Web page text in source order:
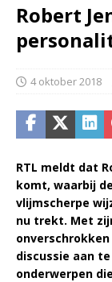
Robert
4 oktober 2018
RTL meldt dat
komt, waarbij
vlijmscherpe
nu trekt. Met
discussie aan
onderwerpen